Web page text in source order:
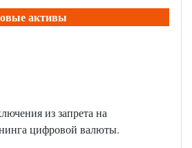
активы
из запрета на
цифровой валюты.